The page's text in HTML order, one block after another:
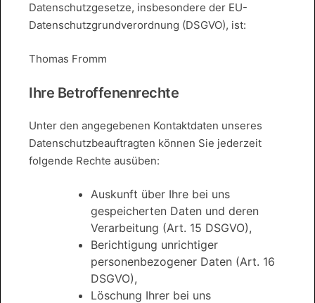
Datenschutzgesetze, insbesondere der EU-
Datenschutzgrundverordnung (DSGVO), ist:
Thomas Fromm
Ihre Betroffenenrechte
Unter den angegebenen Kontaktdaten unseres
Datenschutzbeauftragten können Sie jederzeit
folgende Rechte ausüben:
Auskunft über Ihre bei uns
gespeicherten Daten und deren
Verarbeitung (Art. 15 DSGVO),
Berichtigung unrichtiger
personenbezogener Daten (Art. 16
DSGVO),
Löschung Ihrer bei uns